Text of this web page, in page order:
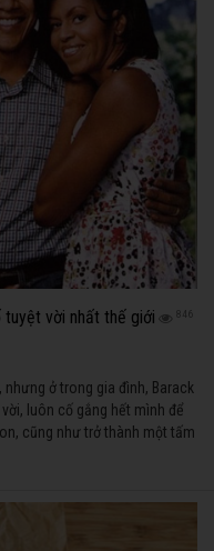
tuyệt vời nhất thế giới 846
ở trong gia đình, Barack
luôn cố gắng hết mình để
cũng như trở thành một tấm